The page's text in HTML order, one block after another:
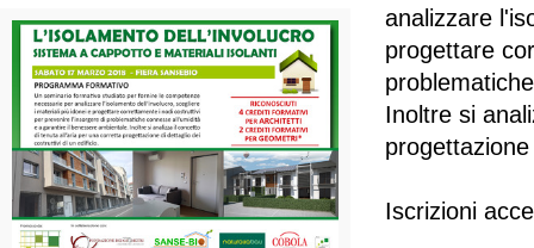
analizzare
progettare
Inoltre si
Iscrizioni